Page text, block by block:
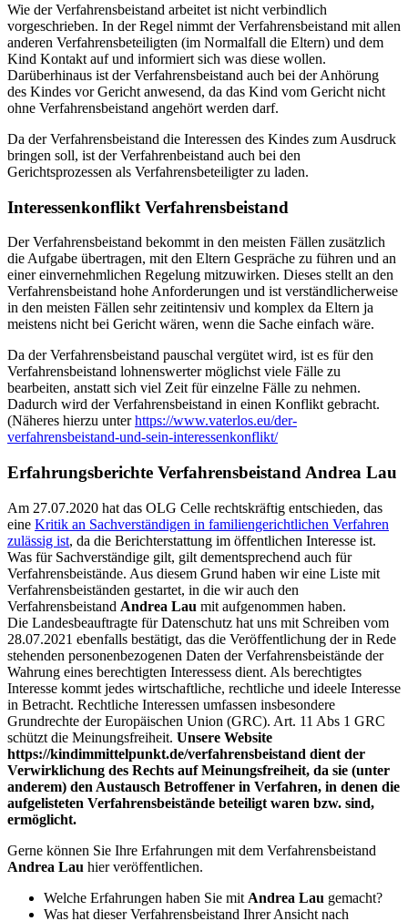
Wie der Verfahrensbeistand arbeitet ist nicht verbindlich
vorgeschrieben. In der Regel nimmt der Verfahrensbeistand mit allen
anderen Verfahrensbeteiligten (im Normalfall die Eltern) und dem
Kind Kontakt auf und informiert sich was diese wollen.
Darüberhinaus ist der Verfahrensbeistand auch bei der Anhörung
des Kindes vor Gericht anwesend, da das Kind vom Gericht nicht
ohne Verfahrensbeistand angehört werden darf.
Da der Verfahrensbeistand die Interessen des Kindes zum Ausdruck
bringen soll, ist der Verfahrenbeistand auch bei den
Gerichtsprozessen als Verfahrensbeteiligter zu laden.
Interessenkonflikt Verfahrensbeistand
Der Verfahrensbeistand bekommt in den meisten Fällen zusätzlich
die Aufgabe übertragen, mit den Eltern Gespräche zu führen und an
einer einvernehmlichen Regelung mitzuwirken. Dieses stellt an den
Verfahrensbeistand hohe Anforderungen und ist verständlicherweise
in den meisten Fällen sehr zeitintensiv und komplex da Eltern ja
meistens nicht bei Gericht wären, wenn die Sache einfach wäre.
Da der Verfahrensbeistand pauschal vergütet wird, ist es für den
Verfahrensbeistand lohnenswerter möglichst viele Fälle zu
bearbeiten, anstatt sich viel Zeit für einzelne Fälle zu nehmen.
Dadurch wird der Verfahrensbeistand in einen Konflikt gebracht.
(Näheres hierzu unterhttps://www.vaterlos.eu/der-
verfahrensbeistand-und-sein-interessenkonflikt/
Erfahrungsberichte Verfahrensbeistand Andrea Lau
Am 27.07.2020 hat das OLG Celle rechtskräftig entschieden, das
eine Kritik an Sachverständigen in familiengerichtlichen Verfahren
zulässig ist, da die Berichterstattung im öffentlichen Interesse ist.
Was für Sachverständige gilt, gilt dementsprechend auch für
Verfahrensbeistände. Aus diesem Grund haben wir eine Liste mit
Verfahrensbeiständen gestartet, in die wir auch den
Verfahrensbeistand Andrea Lau mit aufgenommen haben.
Die Landesbeauftragte für Datenschutz hat uns mit Schreiben vom
28.07.2021 ebenfalls bestätigt, das die Veröffentlichung der in Rede
stehenden personenbezogenen Daten der Verfahrensbeistände der
Wahrung eines berechtigten Interessess dient. Als berechtigtes
Interesse kommt jedes wirtschaftliche, rechtliche und ideele Interesse
in Betracht. Rechtliche Interessen umfassen insbesondere
Grundrechte der Europäischen Union (GRC). Art. 11 Abs 1 GRC
schützt die Meinungsfreiheit. Unsere Website
https://kindimmittelpunkt.de/verfahrensbeistand dient der
Verwirklichung des Rechts auf Meinungsfreiheit, da sie (unter
anderem) den Austausch Betroffener in Verfahren, in denen die
aufgelisteten Verfahrensbeistände beteiligt waren bzw. sind,
ermöglicht.
Gerne können Sie Ihre Erfahrungen mit dem Verfahrensbeistand
Andrea Lau hier veröffentlichen.
Welche Erfahrungen haben Sie mit Andrea Lau gemacht?
Was hat dieser Verfahrensbeistand Ihrer Ansicht nach